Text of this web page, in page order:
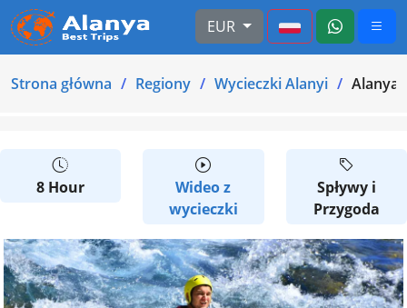
EUR
Strona główna Regiony Wycieczki Alanyi Alanya:
8 Hour
Wideo z
wycieczki
Spływy i
Przygoda